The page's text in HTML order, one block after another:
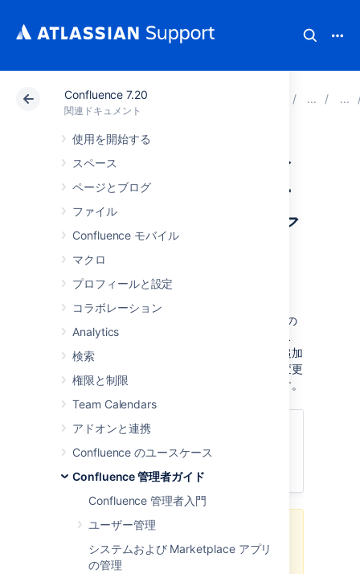
Confluence 7.20
関連ドキュメント
使用を開始する
スペース
ページとブログ
ファイル
Confluence モバイル
マクロ
プロフィールと設定
コラボレーション
Analytics
検索
権限と制限
Team Calendars
アドオンと連携
Confluence のユースケース
Confluence 管理者ガイド
Confluence 管理者入門
ユーザー管理
システムおよび Marketplace アプリ
の管理
アトラシアン サポート
カスタマイズ済み
のサイトとスペー
ス レイアウトのア
ップグレード
Confluence の進化に伴い、それぞれのページの
レンダリングを促す、既定のサイトとスペース
レイアウトも進化しています。新しい機能が追加
され、現在の機能が変更されると、これらの変更
に対応するよう既定レイアウトも変更されます。
関連ページ
サイトおよびスペース レイアウトの
カスタマイズ
以前の Confluence バージョンの既
定に基づいたカスタム レイアウト
を使用している場合は、